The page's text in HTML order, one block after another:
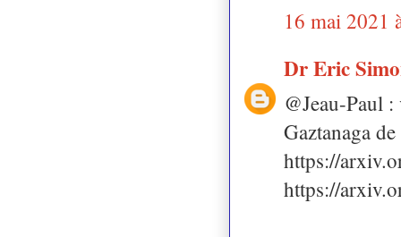
16 mai 2021
Dr Eric
@Jeau-Paul
Gaztanaga
https://
https://